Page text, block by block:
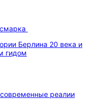
Берлина 20 века и
гидом